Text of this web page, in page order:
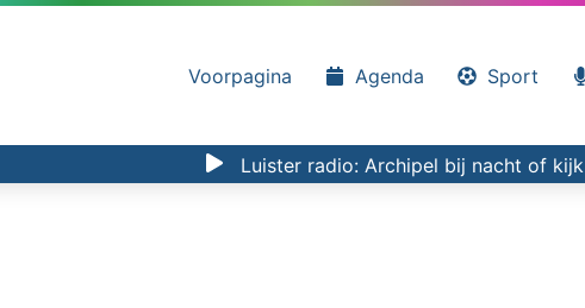
Voorpagina Agenda Sport
Luister radio: Archipel bij nacht of kijk